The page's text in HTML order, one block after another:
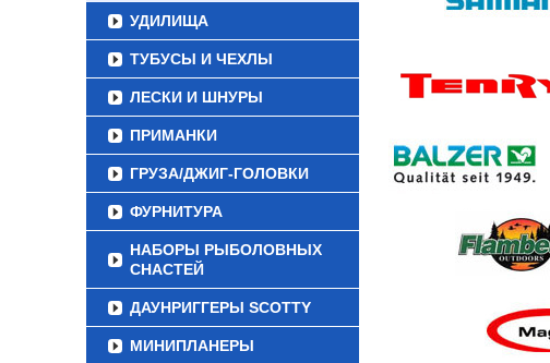
УДИЛИЩА
ТУБУСЫ И ЧЕХЛЫ
ЛЕСКИ И ШНУРЫ
ПРИМАНКИ
ГРУЗА/ДЖИГ-ГОЛОВКИ
ФУРНИТУРА
НАБОРЫ РЫБОЛОВНЫХ
СНАСТЕЙ
ДАУНРИГГЕРЫ SCOTTY
МИНИПЛАНЕРЫ